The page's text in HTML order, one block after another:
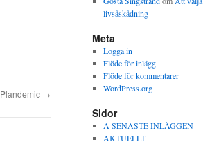
Plandemic →
livsåskådning
Meta
Logga in
Flöde för inlägg
Flöde för kommentarer
WordPress.org
Sidor
A SENASTE INLÄGGEN
AKTUELLT